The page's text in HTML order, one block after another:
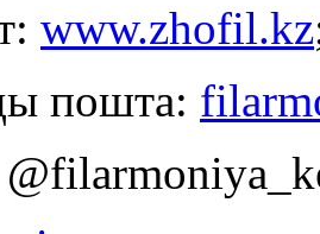
www.zhofil.kz
пошта: